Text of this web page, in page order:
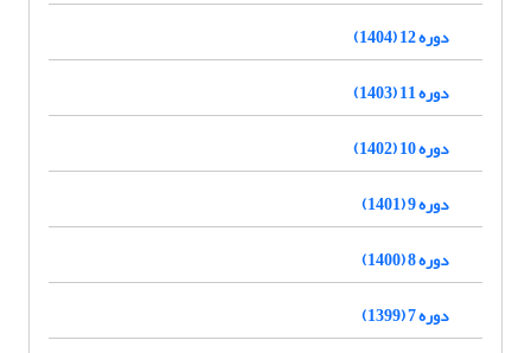
دوره 12 (1404)
دوره 11 (1403)
دوره 10 (1402)
دوره 9 (1401)
دوره 8 (1400)
دوره 7 (1399)